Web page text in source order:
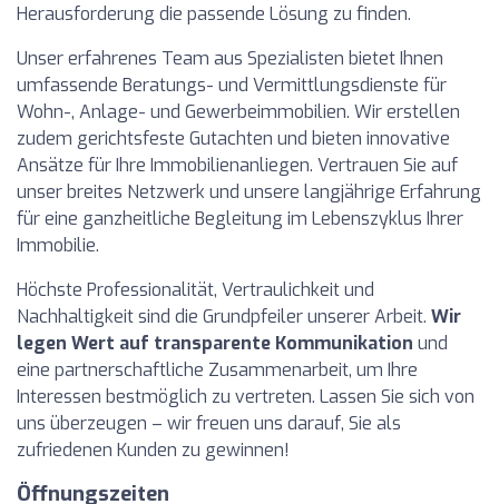
Herausforderung die passende Lösung zu finden.
Unser erfahrenes Team aus Spezialisten bietet Ihnen
umfassende Beratungs- und Vermittlungsdienste für
Wohn-, Anlage- und Gewerbeimmobilien. Wir erstellen
zudem gerichtsfeste Gutachten und bieten innovative
Ansätze für Ihre Immobilienanliegen. Vertrauen Sie auf
unser breites Netzwerk und unsere langjährige Erfahrung
für eine ganzheitliche Begleitung im Lebenszyklus Ihrer
Immobilie.
Höchste Professionalität, Vertraulichkeit und
Nachhaltigkeit sind die Grundpfeiler unserer Arbeit. Wir
legen Wert auf transparente Kommunikation und
eine partnerschaftliche Zusammenarbeit, um Ihre
Interessen bestmöglich zu vertreten. Lassen Sie sich von
uns überzeugen – wir freuen uns darauf, Sie als
zufriedenen Kunden zu gewinnen!
Öffnungszeiten